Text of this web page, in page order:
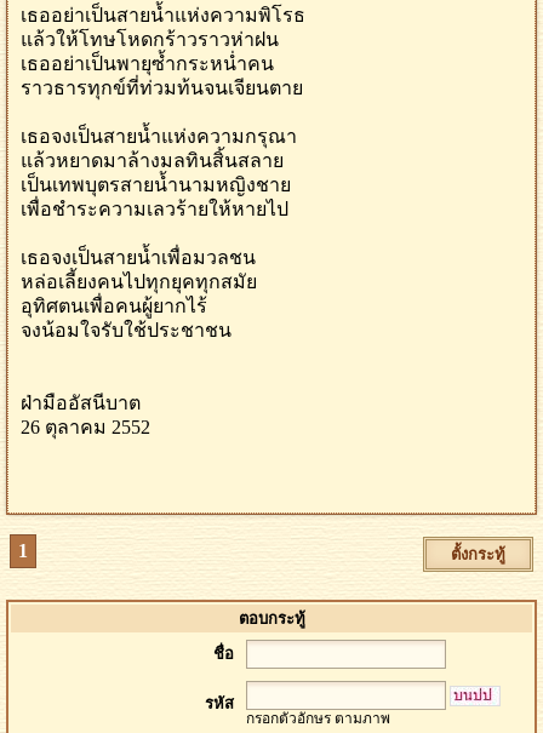
เธออย่าเป็นสายน้ำแห่งความพิโรธ
แล้วให้โทษโหดกร้าวราวห่าฝน
เธออย่าเป็นพายุซ้ำกระหน่ำคน
ราวธารทุกข์ที่ท่วมท้นจนเจียนตาย
เธอจงเป็นสายน้ำแห่งความกรุณา
แล้วหยาดมาล้างมลทินสิ้นสลาย
เป็นเทพบุตรสายน้ำนามหญิงชาย
เพื่อชำระความเลวร้ายให้หายไป
เธอจงเป็นสายน้ำเพื่อมวลชน
หล่อเลี้ยงคนไปทุกยุคทุกสมัย
อุทิศตนเพื่อคนผู้ยากไร้
จงน้อมใจรับใช้ประชาชน
ฝ่ามืออัสนีบาต
26 ตุลาคม 2552
1 ตั้งกระทู้
ตอบกระทู้
ชื่อ
รหัส
กรอกตัวอักษร ตามภาพ